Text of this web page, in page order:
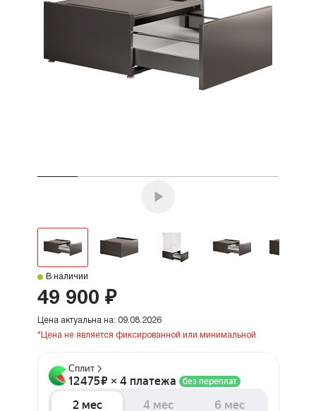
В наличии
Цена актуальна на: 09.08.2026
49 900 ₽
*Цена не является фиксированной или минимальной